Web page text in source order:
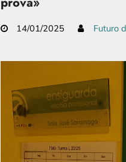
14/01/2025 Futuro